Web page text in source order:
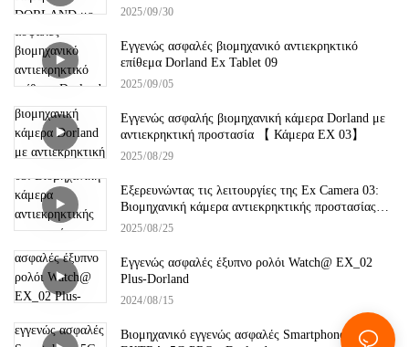
2025 09 30
Εγγενώς ασφαλές βιομηχανικό αντιεκρηκτικό
επίθεμα Dorland Ex Tablet 09
2025 09 05
Εγγενώς ασφαλής βιομηχανική κάμερα Dorland με
αντιεκρηκτική προστασία 【 Κάμερα EX 03】
2025 08 29
Εξερευνώντας τις λειτουργίες της Ex Camera 03:
Βιομηχανική κάμερα αντιεκρηκτικής προστασίας
Περιγραφή προϊόντος - DORLAND
2025 08 25
Εγγενώς ασφαλές έξυπνο ρολόι Watch@ EX_02
Plus-Dorland
2024 08 15
Βιομηχανικό εγγενώς ασφαλές Smartphone 5G